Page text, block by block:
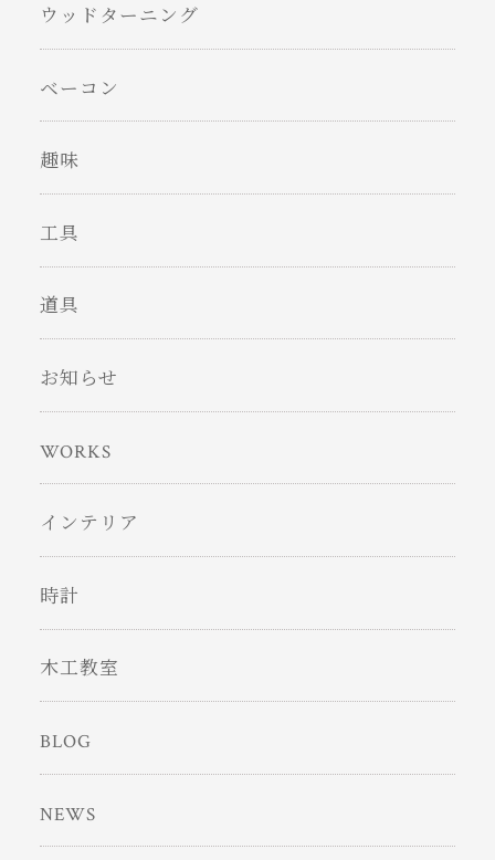
ウッドターニング
ベーコン
趣味
工具
道具
お知らせ
WORKS
インテリア
時計
木工教室
BLOG
NEWS